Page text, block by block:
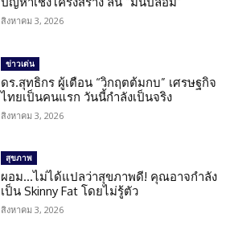
สิงหาคม 3, 2026
ข่าวเด่น
ดร.สุทธิกร ผู้เตือน “วิกฤตต้มกบ” เศรษฐกิจ
ไทยเป็นคนแรก วันนี้กำลังเป็นจริง
สิงหาคม 3, 2026
สุขภาพ
ผอม…ไม่ได้แปลว่าสุขภาพดี! คุณอาจกำลัง
เป็น Skinny Fat โดยไม่รู้ตัว
สิงหาคม 3, 2026